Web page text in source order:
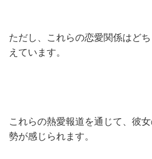
ただし、これらの恋愛関係はど
えています。
これらの熱愛報道を通じて、彼
勢が感じられます。